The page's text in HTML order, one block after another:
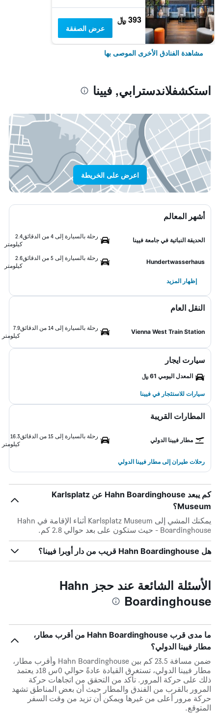
393 ﷼
عرض الصفقة
مشاهدة الفنادق الأخرى الموصى بها
استكشفلاندسترابي, فيينا
اعرض على الخريطة
أشهر المعالم
الحديقة النباتية في جامعة فيينا
رحلة بالسيارة إلى 4 من الدقائق
2.4
كيلومتر
Hundertwasserhaus
رحلة بالسيارة إلى 5 من الدقائق
2.6
كيلومتر
إظهار المزيد
النقل العام
Vienna West Train Station
رحلة بالسيارة إلى 14 من الدقائق
7.9
كيلومتر
سيارت ايجار
المعدل اليومي 61 ﷼
سيارات للاستئجار في فيينا
المطارات القريبة
مطار فيينا الدولي
رحلة بالسيارة إلى 15 من الدقائق
16.3
كيلومتر
رحلات طيران إلى مطار فيينا الدولي
كم يبعد Hahn Boardinghouse عن Karlsplatz
Museum؟
يمكنك المشي إلى Karlsplatz Museum أثناء الإقامة في Hahn
Boardinghouse - حيث ستكون على بعد حوالي 2.8 كم.
هل Hahn Boardinghouse قريب من دار أوبرا فيينا؟
الأسئلة الشائعة عند حجز Hahn
Boardinghouse
ما مدى قرب Hahn Boardinghouse من أقرب مطار،
مطار فيينا الدولي؟
ضمن مسافة 23.5 كم بين Hahn Boardinghouse وأقرب مطار،
مطار فيينا الدولي، تستغرق القيادة عادةً حوالي 0س 18د يعتمد
ذلك على حركة المرور. تأكد من التحقق من اتجاهات حركة
المرور بالقرب من الفندق والمطار حيث أن بعض المناطق تشهد
حركة مرور أعلى من غيرها ويمكن أن تزيد من وقت السفر
المتوقع.